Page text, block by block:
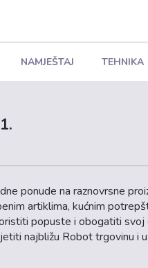
NAMJEŠTAJ TEHNIKA
ponude na raznovrsne
artiklima, kućnim
popuste i obogatiti
najbližu Robot trgovinu i